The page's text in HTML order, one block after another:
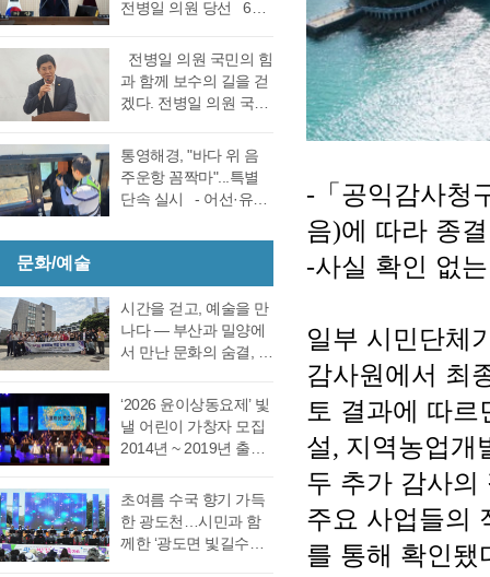
대회의실에서 실시한
차에서 38표차로 더불
어민주당 강석주 시장
이 국민의힘 천영기 전
보는 기존과 동일, 천영
기 후보는 기존보다 6표
증가했다. 이로써 두 후
과에 대한 천영기 후보
드려져 경남선관위가
재검표를 결정했다. 경
남 선거관리위원회가
난 6·3 지방선거에서 44
표 차이로 당락이 갈린
통영시장 선거에 대한
남 선관위에서 하기로
27일 오후 2시 경남도
선관위 청사 6층 회의실
에서 전량 수작…
전병일 의원 당선 6일
거를 위한 제244회 임
시회를에서 4선 전병일
의원이 전반기 의장에
결을 펼친 무소속 전병
일 의원이 각각 등록해
정견 발표 이후 곧바로
원 7표로 통영시의회
회의규칙에 따른 재적
의원 과반수 득표자가
나오지 않았고 2차 투표
에서도 1차투료와 같이
정…
전병일 의원 국민의 힘
과 함께 보수의 길을 걷
겠다. 전병일 의원 국민
통영시 가선거구 전병
일 의원이 1일 오전 통
영시청 브리핑 룸에서
기자회견을 열고 통영
소회를 밝혔다. 전병일
위원은 “지난 지방선거
에서 대한민국 보수의
텃밭이라고 평가받던
시의회 개원 이후 처음
으로 진보진영인 민주
당이 과반 의석을 차지
었다. 이에 먼저 평생 보
수를 자처하던 저의 부
족함을 질책하…
통영해경, "바다 위 음
주운항 꼼짝마"...특별
단속 실시 - 어선·유도
대상, 음주운항 근절 총
여름철 해양관광객 증
가와 금어기 해제에 따
른 출어선 증가로 음주
운항 사고 발생이 우려
부터 8월 28일(금)까지
71일간 음주운항 특별
단속을 실시한다고 밝
혔다. 최근 3년간
음주운항 단속 현황을
분석한 결과, 본격적인
조업이 시작되는 봄철
문화/예술
시간을 걷고, 예술을 만
나다 ― 부산과 밀양에
서 만난 문화의 숨결, 그
은 길을 따라 움직이지
만, 마음은 시간을 따라
걷는다. 어떤 여행은 낯
선 풍경을 만나기 위해
래도록 마음속에 품어
온 질문의 답을 찾기 위
해 길을 나선다. 이번 여
‘2026 윤이상동요제’ 빛
낼 어린이 가창자 모집
2014년 ~ 2019년 출생
가능 통영국제음악재
단(이사장 강석주)이 오
는 9월 19일 개최하는
초여름 수국 향기 가득
한 광도천…시민과 함
께한 ‘광도면 빛길수국
- 「 공익감사청
음)에 따라 종
-사실 확인 없
일부 시민단체
감사원에서 최
토 결과에 따르
설, 지역농업개
두 추가 감사의
주요 사업들의
를 통해 확인됐